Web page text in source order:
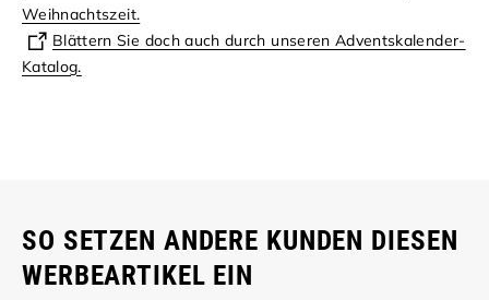
Weihnachtszeit.
Blättern Sie doch auch durch unseren Adventskalender-
Katalog.
SO SETZEN ANDERE KUNDEN DIESEN
WERBEARTIKEL EIN